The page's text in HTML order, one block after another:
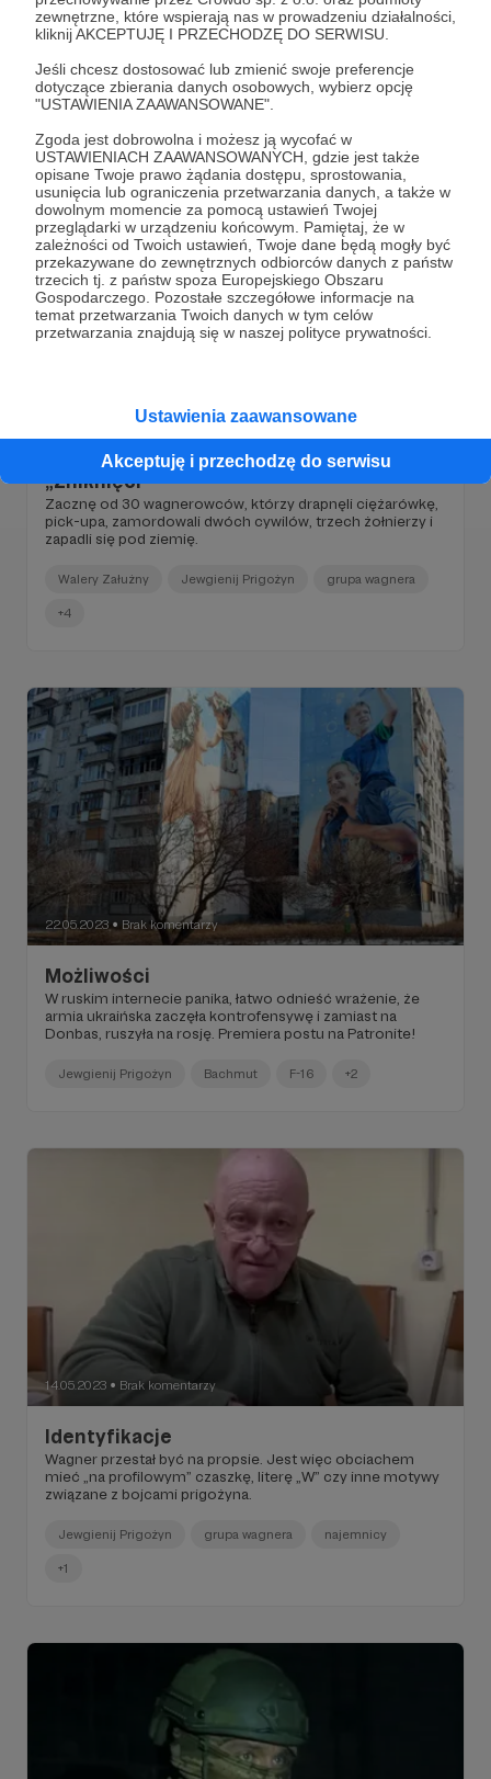
zewnętrzne, które wspierają nas w prowadzeniu działalności,
kliknij AKCEPTUJĘ I PRZECHODZĘ DO SERWISU.
Jeśli chcesz dostosować lub zmienić swoje preferencje
dotyczące zbierania danych osobowych, wybierz opcję
"USTAWIENIA ZAAWANSOWANE".
Zgoda jest dobrowolna i możesz ją wycofać w
USTAWIENIACH ZAAWANSOWANYCH, gdzie jest także
opisane Twoje prawo żądania dostępu, sprostowania,
usunięcia lub ograniczenia przetwarzania danych, a także w
dowolnym momencie za pomocą ustawień Twojej
przeglądarki w urządzeniu końcowym. Pamiętaj, że w
zależności od Twoich ustawień, Twoje dane będą mogły być
przekazywane do zewnętrznych odbiorców danych z państw
trzecich tj. z państw spoza Europejskiego Obszaru
Gospodarczego. Pozostałe szczegółowe informacje na
temat przetwarzania Twoich danych w tym celów
przetwarzania znajdują się w naszej polityce prywatności.
Ustawienia zaawansowane
Akceptuję i przechodzę do serwisu
Treść tego wpisu to moje posty na Facebooku, gdzie na
bieżąco starałem się komentować pucz prigożyna. To
zapis chwili, dowód zmieniającej się percepcji.
pucz w rosji Jewgienij Prigożyn Władimir Putin
„Zniknięci”
Zacznę od 30 wagnerowców, którzy drapnęli ciężarówkę,
pick-upa, zamordowali dwóch cywilów, trzech żołnierzy i
zapadli się pod ziemię.
Walery Załużny Jewgienij Prigożyn grupa wagnera
+4
22.05.2023 ● Brak komentarzy
Możliwości
W ruskim internecie panika, łatwo odnieść wrażenie, że
armia ukraińska zaczęła kontrofensywę i zamiast na
Donbas, ruszyła na rosję. Premiera postu na Patronite!
Jewgienij Prigożyn Bachmut F-16 +2
14.05.2023 ● Brak komentarzy
Identyfikacje
Wagner przestał być na propsie. Jest więc obciachem
mieć „na profilowym” czaszkę, literę „W” czy inne motywy
związane z bojcami prigożyna.
Jewgienij Prigożyn grupa wagnera najemnicy
+1